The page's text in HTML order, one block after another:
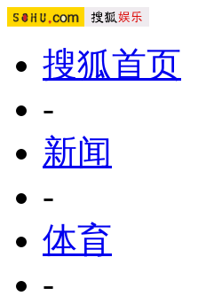
搜狐首页
-
新闻
-
体育
-